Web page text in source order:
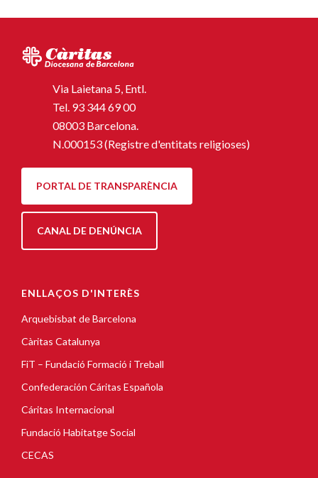
Via Laietana 5, Entl.
Tel. 93 344 69 00
08003 Barcelona.
N.000153 (Registre d'entitats religioses)
PORTAL DE TRANSPARÈNCIA
CANAL DE DENÚNCIA
ENLLAÇOS D'INTERÈS
Arquebisbat de Barcelona
Càritas Catalunya
FiT – Fundació Formació i Treball
Confederación Cáritas Española
Cáritas Internacional
Fundació Habitatge Social
CECAS